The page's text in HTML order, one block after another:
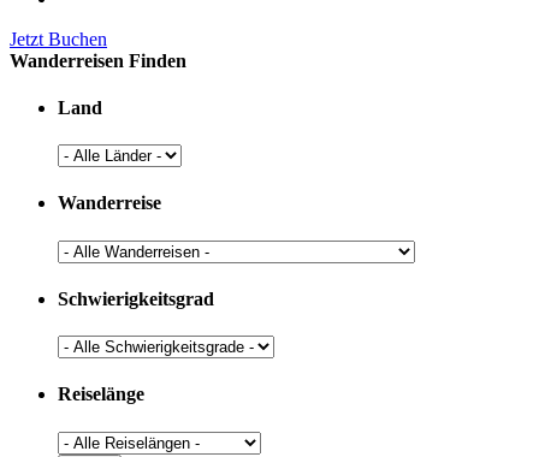
Jetzt Buchen
Wanderreisen Finden
Land
Wanderreise
Schwierigkeitsgrad
Reiselänge